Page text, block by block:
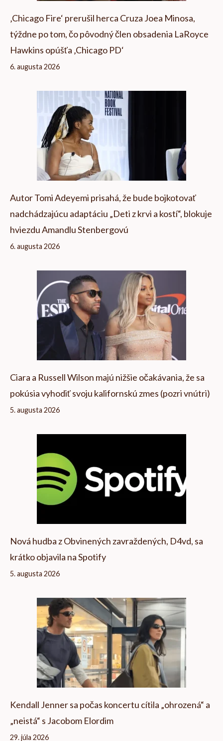
‚Chicago Fire‘ prerušil herca Cruza Joea Minosa,
týždne po tom, čo pôvodný člen obsadenia LaRoyce
Hawkins opúšťa ‚Chicago PD‘
6. augusta 2026
Autor Tomi Adeyemi prisahá, že bude bojkotovať
nadchádzajúcu adaptáciu „Deti z krvi a kostí“, blokuje
hviezdu Amandlu Stenbergovú
6. augusta 2026
Ciara a Russell Wilson majú nižšie očakávania, že sa
pokúsia vyhodiť svoju kalifornskú zmes (pozri vnútri)
5. augusta 2026
Nová hudba z Obvinených zavraždených, D4vd, sa
krátko objavila na Spotify
5. augusta 2026
Kendall Jenner sa počas koncertu cítila „ohrozená“ a
„neistá“ s Jacobom Elordim
29. júla 2026